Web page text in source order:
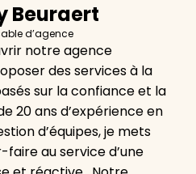
Beuraert
d’agence
notre agence
des services à la
sur la confiance et la
20 ans d’expérience en
d’équipes, je mets
faire au service d’une